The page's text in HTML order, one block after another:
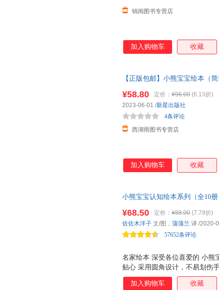
锦阅图书专营店
加入购物车 收藏
【正版包邮】小熊宝宝绘本（
¥58.80 定价： ¥96.00 (6.13折)
西湖雨图书专营店
4条评论
2023-06-01 /新星出版社
加入购物车 收藏
小熊宝宝认知绘本系列（全10
生活中发现所认识的事物。增
名家绘本 深受各位喜爱的 小熊
贴心 采用圆角设计，不易划伤
乐安心！ 明亮可爱 画面新鲜明
展的需求。
¥68.50 定价： ¥88.00 (7.79折)
57652条评论
佐佐木洋子 文/图， 蒲蒲兰 译 /2020-
加入购物车 收藏